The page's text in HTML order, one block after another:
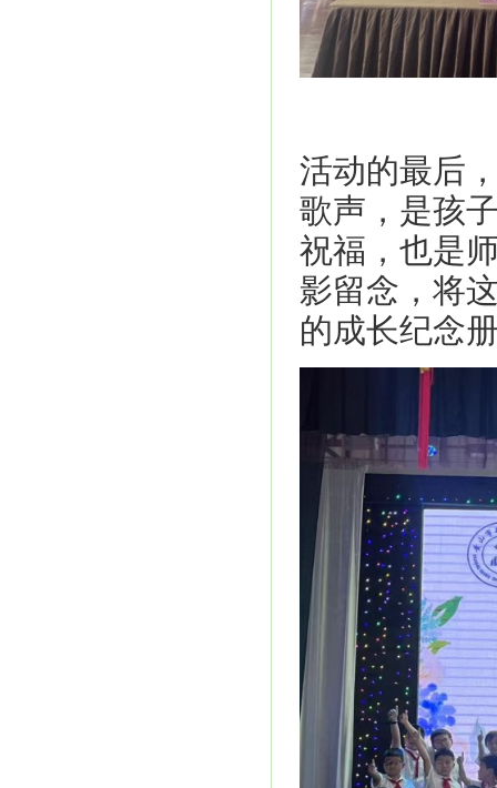
活动的最后
歌声，是孩
祝福，也是
影留念，将
的成长纪念